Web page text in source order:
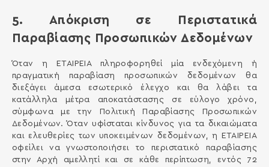
5. Απόκριση σε Περιστατικά
Παραβίασης Προσωπικών Δεδομένων
Όταν η ΕΤΑΙΡΕΙΑ πληροφορηθεί μία ενδεχόμενη ή
πραγματική παραβίαση προσωπικών δεδομένων θα
διεξάγει άμεσα εσωτερικό έλεγχο και θα λάβει τα
κατάλληλα μέτρα αποκατάστασης σε εύλογο χρόνο,
σύμφωνα με την Πολιτική Παραβίασης Προσωπικών
Δεδομένων. Όταν υφίσταται κίνδυνος για τα δικαιώματα
και ελευθερίες των υποκειμένων δεδομένων, η ΕΤΑΙΡΕΙΑ
οφείλει να γνωστοποιήσει το περιστατικό παραβίασης
στην Αρχή αμελλητί και σε κάθε περίπτωση, εντός 72